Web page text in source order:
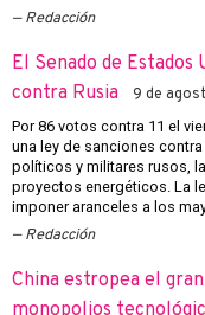
Redacción
El Senado de Estados
contra Rusia
9 de
Por 86 votos contra 11 el
una ley de sanciones
políticos y militares rusos,
proyectos energéticos. La
imponer aranceles a los
Redacción
China estropea el